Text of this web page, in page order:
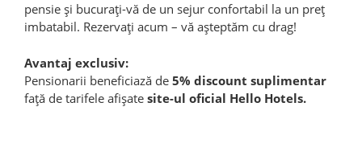
pensie și bucurați-vă de un sejur confortabil la un preț
imbatabil. Rezervați acum – vă așteptăm cu drag!
Avantaj exclusiv:
Pensionarii beneficiază de 5% discount suplimentar
față de tarifele afișate site-ul oficial Hello Hotels.